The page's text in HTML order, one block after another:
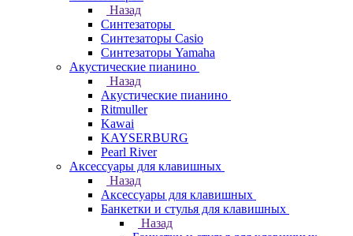
Назад
Синтезаторы
Синтезаторы Casio
Синтезаторы Yamaha
Акустические пианино
Назад
Акустические пианино
Ritmuller
Kawai
KAYSERBURG
Pearl River
Аксессуары для клавишных
Назад
Аксессуары для клавишных
Банкетки и стулья для клавишных
Назад